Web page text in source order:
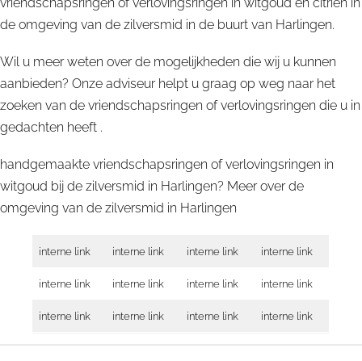
de omgeving van de zilversmid in de buurt van Harlingen.
Wil u meer weten over de mogelijkheden die wij u kunnen
aanbieden? Onze adviseur helpt u graag op weg naar het
zoeken van de vriendschapsringen of verlovingsringen die u in
gedachten heeft .
handgemaakte vriendschapsringen of verlovingsringen in
witgoud bij de zilversmid in Harlingen? Meer over de
omgeving van de zilversmid in Harlingen
interne link interne link interne link interne link
interne link interne link interne link interne link
interne link interne link interne link interne link